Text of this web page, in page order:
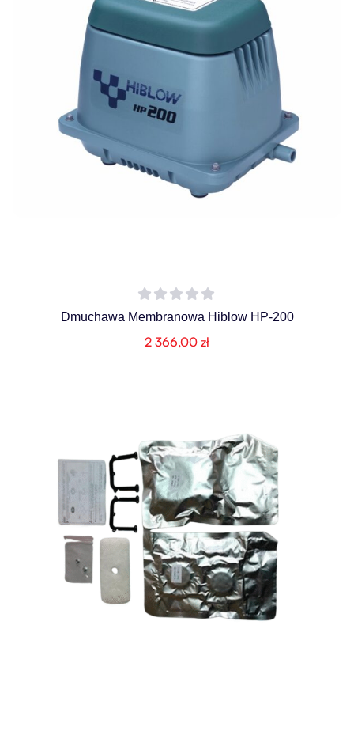
Dmuchawa Membranowa Hiblow HP-200
2 366,00 zł